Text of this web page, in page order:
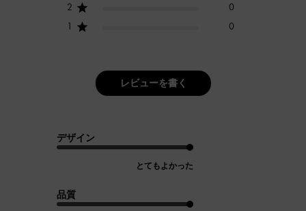
2
0
1
0
レビューを書く
デザイン
とてもよかった
品質